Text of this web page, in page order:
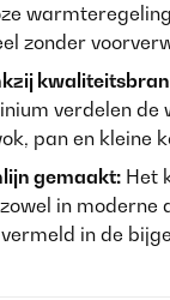
zonder
verdelen
pan en kleine
gemaakt: Het
in moderne
in de